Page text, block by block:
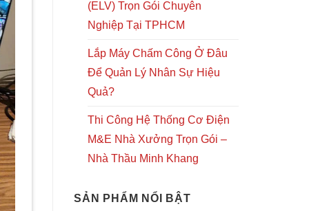
(ELV) Trọn Gói Chuyên
Nghiệp Tại TPHCM
Lắp Máy Chấm Công Ở Đâu
Để Quản Lý Nhân Sự Hiệu
Quả?
Thi Công Hệ Thống Cơ Điện
M&E Nhà Xưởng Trọn Gói –
Nhà Thầu Minh Khang
SẢN PHẨM NỔI BẬT